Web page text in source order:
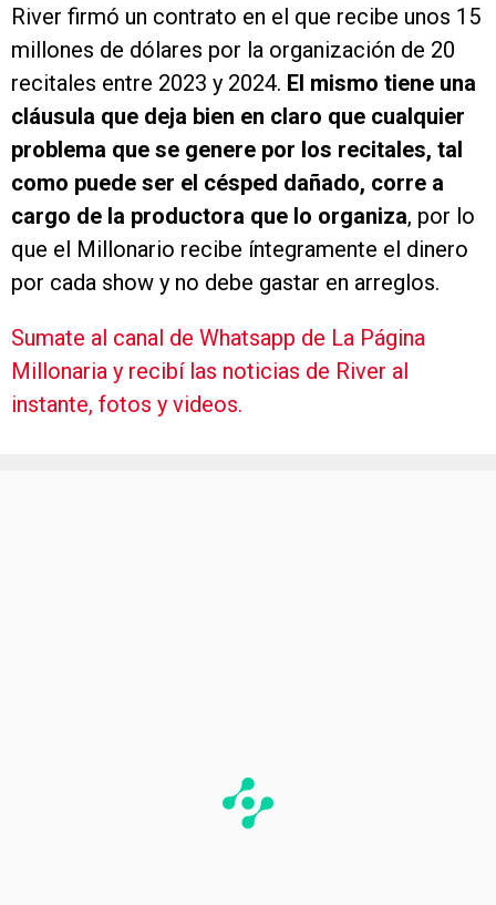
River firmó un contrato en el que recibe unos 15
millones de dólares por la organización de 20
recitales entre 2023 y 2024. El mismo tiene una
cláusula que deja bien en claro que cualquier
problema que se genere por los recitales, tal
como puede ser el césped dañado, corre a
cargo de la productora que lo organiza, por lo
que el Millonario recibe íntegramente el dinero
por cada show y no debe gastar en arreglos.
Sumate al canal de Whatsapp de La Página
Millonaria y recibí las noticias de River al
instante, fotos y videos.